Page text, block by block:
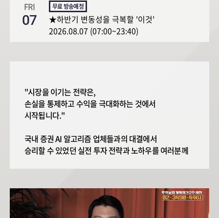
FRI
07
★하반기 변동성을 극복할 '이것'
2026.08.07 (07:00~23:40)
"시장을 이기는 전략은,
손실을 통제하고 수익을 극대화하는 것에서
시작됩니다."
국내 증권 AI 알고리즘 업체들과의 대결에서
승리할 수 있었던 실전 투자 전략과 노하우를 여러분께